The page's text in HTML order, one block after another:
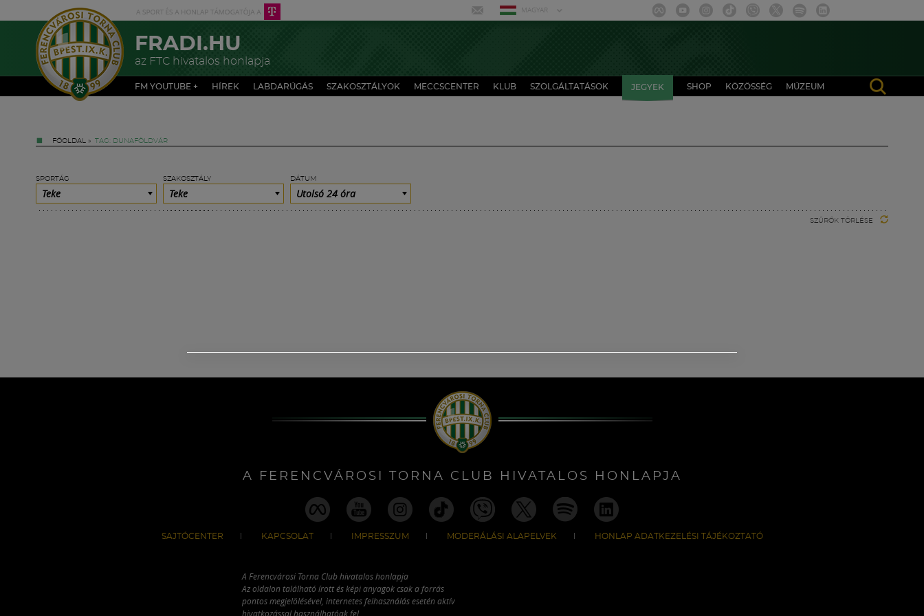
MAGYAR
FRADI.HU
az FTC hivatalos honlapja
FM YOUTUBE + HÍREK LABDARÚGÁS SZAKOSZTÁLYOK MECCSCENTER KLUB SZOLGÁLTATÁSOK JEGYEK SHOP KÖZÖSSÉG MÚZEUM
FŐOLDAL » TAG: DUNAFÖLDVÁR
SPORTÁG
Teke
SZAKOSZTÁLY
Teke
DÁTUM
Utolsó 24 óra
SZŰRŐK TÖRLÉSE
A FERENCVÁROSI TORNA CLUB HIVATALOS HONLAPJA
SAJTÓCENTER KAPCSOLAT IMPRESSZUM MODERÁLÁSI ALAPELVEK HONLAP ADATKEZELÉSI TÁJÉKOZTATÓ
A Ferencvárosi Torna Club hivatalos honlapja
Az oldalon található írott és képi anyagok csak a forrás
pontos megjelölésével, internetes felhasználás esetén aktív
hivatkozással használhatóak fel.